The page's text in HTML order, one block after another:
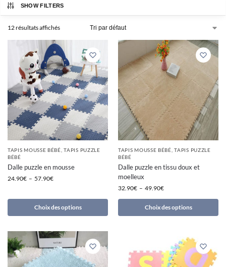
SHOW FILTERS
12 résultats affichés
TAPIS MOUSSE BÉBÉ,TAPIS PUZZLE
BÉBÉ
Dalle puzzle en mousse
24.90€ – 57.90€
Choix des options
TAPIS MOUSSE BÉBÉ,TAPIS PUZZLE
BÉBÉ
Dalle puzzle en tissu doux et
moelleux
32.90€ – 49.90€
Choix des options